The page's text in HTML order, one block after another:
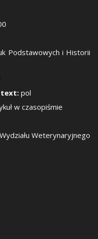
the
Podstawowych i Historii
text: pol
w czasopiśmie
Weterynaryjnego